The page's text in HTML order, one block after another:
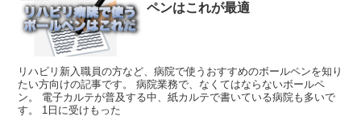
ペンはこれが最適
リハビリ新入職員の方など、病院で使うおすすめのボールペンを知り
たい方向けの記事です。 病院業務で、なくてはならないボールペ
ン。 電子カルテが普及する中、紙カルテで書いている病院も多いで
す。 1日に受けもった